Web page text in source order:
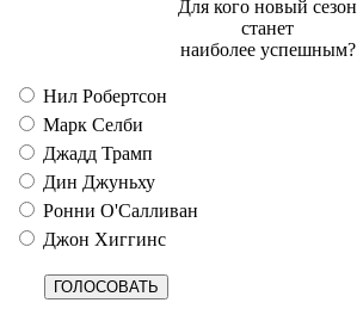
Для кого новый сезон
станет
наиболее успешным?
Нил Робертсон
Марк Селби
Джадд Трамп
Дин Джуньху
Ронни О'Салливан
Джон Хиггинс